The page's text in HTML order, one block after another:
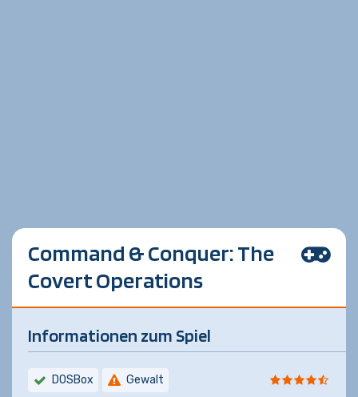
Command & Conquer: The
Covert Operations
Informationen zum Spiel
DOSBox Gewalt